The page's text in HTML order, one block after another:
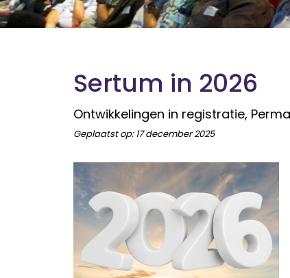
Sertum in 2026
Ontwikkelingen in registratie,
Geplaatst op:17 december 2025